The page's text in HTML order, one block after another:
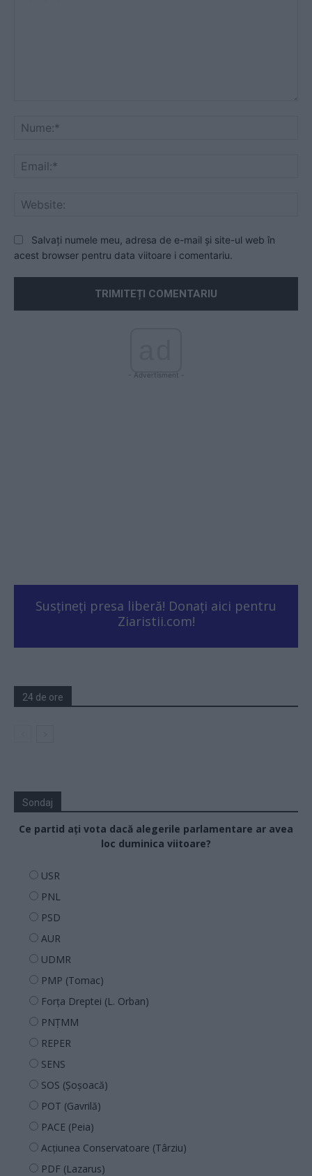
Salvați numele meu, adresa de e-mail și site-ul web în
acest browser pentru data viitoare i comentariu.
- Advertisment -
Susțineți presa liberă! Donați aici pentru
Ziaristii.com!
24 de ore
Sondaj
Ce partid ați vota dacă alegerile parlamentare ar avea
loc duminica viitoare?
USR
PNL
PSD
AUR
UDMR
PMP (Tomac)
Forța Dreptei (L. Orban)
PNȚMM
REPER
SENS
SOS (Șoșoacă)
POT (Gavrilă)
PACE (Peia)
Acțiunea Conservatoare (Târziu)
PDF (Lazarus)